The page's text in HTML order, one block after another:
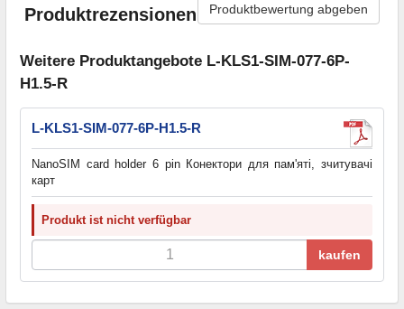
Produktrezensionen Produktbewertung abgeben
Weitere Produktangebote L-KLS1-SIM-077-6P-
H1.5-R
L-KLS1-SIM-077-6P-H1.5-R
NanoSIM card holder 6 pin Конектори для пам'яті, зчитувачі
карт
Produkt ist nicht verfügbar
kaufen